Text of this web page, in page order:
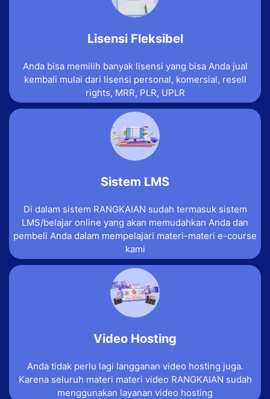
Lisensi Fleksibel
Anda bisa memilih banyak lisensi yang bisa Anda jual
kembali mulai dari lisensi personal, komersial, resell
rights, MRR, PLR, UPLR
Sistem LMS
Di dalam sistem RANGKAIAN sudah termasuk sistem
LMS/belajar online yang akan memudahkan Anda dan
pembeli Anda dalam mempelajari materi-materi e-course
kami
Video Hosting
Anda tidak perlu lagi langganan video hosting juga.
Karena seluruh materi materi video RANGKAIAN sudah
menggunakan layanan video hosting